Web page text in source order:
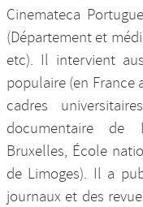
Cinemateca
(Département et
etc). Il intervient
populaire (en France
cadres
documentaire de
Bruxelles, École
de Limoges). Il a
journaux et des